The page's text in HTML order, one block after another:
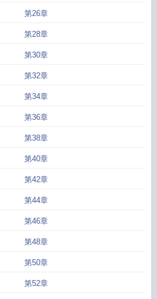
第26章
第28章
第30章
第32章
第34章
第36章
第38章
第40章
第42章
第44章
第46章
第48章
第50章
第52章